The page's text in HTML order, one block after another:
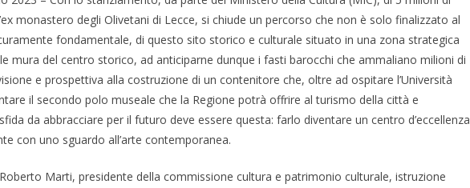
monastero degli Olivetani di Lecce, si chiude un percorso che non è solo finalizzato al
fondamentale, di questo sito storico e culturale situato in una zona strategica
mura del centro storico, ad anticiparne dunque i fasti barocchi che ammaliano milioni di
e prospettiva alla costruzione di un contenitore che, oltre ad ospitare l’Università
il secondo polo museale che la Regione potrà offrire al turismo della città e
da abbracciare per il futuro deve essere questa: farlo diventare un centro d’eccellenza
con uno sguardo all’arte contemporanea.
Marti, presidente della commissione cultura e patrimonio culturale, istruzione